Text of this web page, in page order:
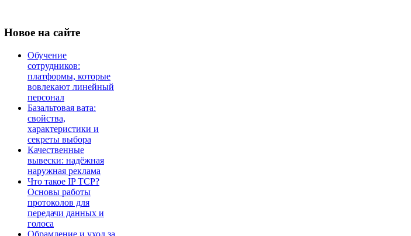
Новое на сайте
Обучение
сотрудников:
платформы, которые
вовлекают линейный
персонал
Базальтовая вата:
свойства,
характеристики и
секреты выбора
Качественные
вывески: надёжная
наружная реклама
Что такое IP TCP?
Основы работы
протоколов для
передачи данных и
голоса
Обрамление и уход за